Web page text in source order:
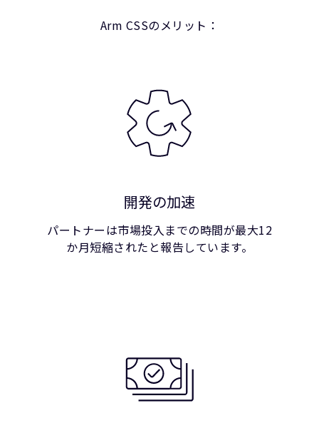
Arm CSSのメリット：
開発の加速
パートナーは市場投入までの時間が最大12
か月短縮されたと報告しています。